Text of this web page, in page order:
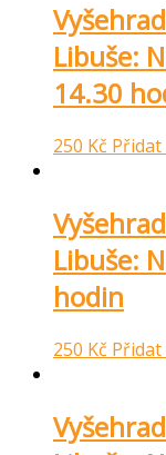
Libuše:
14.30
250 Kč
Libuše:
hodin
250 Kč